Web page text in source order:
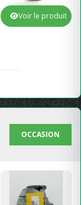
Voir le produit
OCCASION